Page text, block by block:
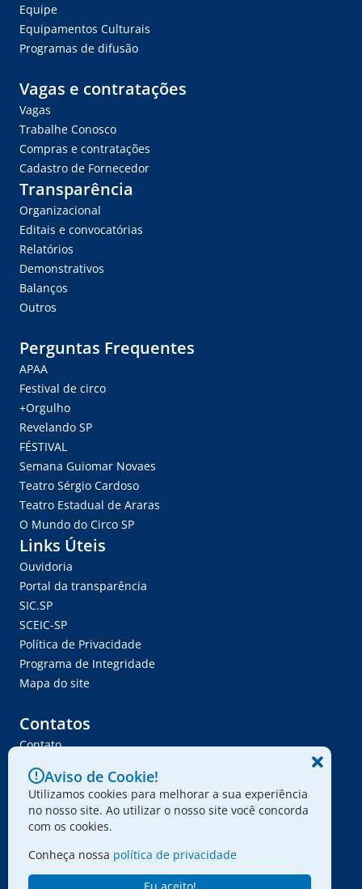
Equipe
Equipamentos Culturais
Programas de difusão
Vagas e contratações
Vagas
Trabalhe Conosco
Compras e contratações
Cadastro de Fornecedor
Transparência
Organizacional
Editais e convocatórias
Relatórios
Demonstrativos
Balanços
Outros
Perguntas Frequentes
APAA
Festival de circo
+Orgulho
Revelando SP
FÉSTIVAL
Semana Guiomar Novaes
Teatro Sérgio Cardoso
Teatro Estadual de Araras
O Mundo do Circo SP
Links Úteis
Ouvidoria
Portal da transparência
SIC.SP
SCEIC-SP
Política de Privacidade
Programa de Integridade
Mapa do site
Contatos
Contato
Ser Fornecedor
Envie seu projeto
© 2024 - Associação Paulista dos Amigos da Arte
Aviso de Cookie!
Utilizamos cookies para melhorar a sua experiência
no nosso site. Ao utilizar o nosso site você concorda
com os cookies.
Conheça nossa política de privacidade